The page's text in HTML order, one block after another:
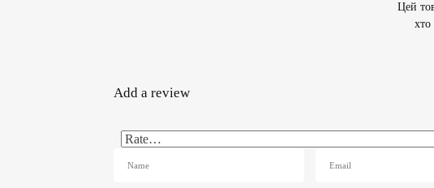
Цей
Add a review